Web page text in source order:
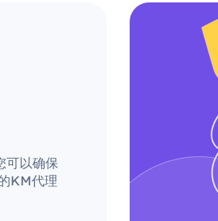
可以确保
KM代理